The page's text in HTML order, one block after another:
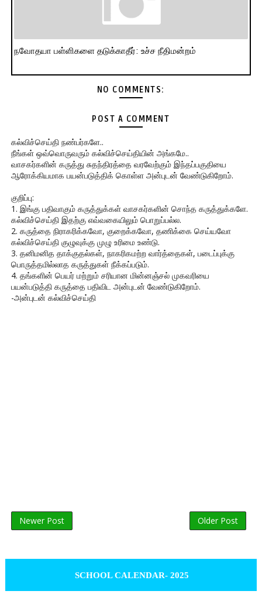
நவோதயா பள்ளிகளை தடுக்காதீர்: உச்ச நீதிமன்றம்
NO COMMENTS:
POST A COMMENT
கல்விச்செய்தி நண்பர்களே..
நீங்கள் ஒவ்வொருவரும் கல்விச்செய்தியின் அங்கமே..
வாசகர்களின் கருத்து சுதந்திரத்தை வரவேற்கும் இந்தப்பகுதியை
ஆரோக்கியமாக பயன்படுத்திக் கொள்ள அன்புடன் வேண்டுகிறோம்.
குறிப்பு:
1. இங்கு பதிவாகும் கருத்துக்கள் வாசகர்களின் சொந்த கருத்துக்களே.
கல்விச்செய்தி இதற்கு எவ்வகையிலும் பொறுப்பல்ல.
2. கருத்தை நிராகரிக்கவோ, குறைக்கவோ, தணிக்கை செய்யவோ
கல்விச்செய்தி குழுவுக்கு முழு உரிமை உண்டு.
3. தனிமனித தாக்குதல்கள், நாகரிகமற்ற வார்த்தைகள், படைப்புக்கு
பொருத்தமில்லாத கருத்துகள் நீக்கப்படும்.
4. தங்களின் பெயர் மற்றும் சரியான மின்னஞ்சல் முகவரியை
பயன்படுத்தி கருத்தை பதிவிட அன்புடன் வேண்டுகிறோம்.
-அன்புடன் கல்விச்செய்தி
Newer Post Older Post
SCHOOL CALENDAR- 2025